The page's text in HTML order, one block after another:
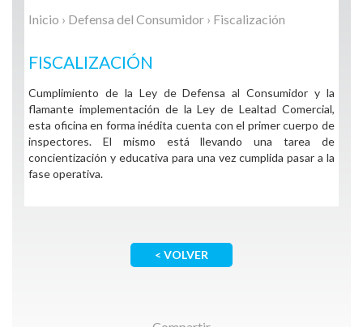
Inicio › Defensa del Consumidor › Fiscalización
FISCALIZACIÓN
Cumplimiento de la Ley de Defensa al Consumidor y la
flamante implementación de la Ley de Lealtad Comercial,
esta oficina en forma inédita cuenta con el primer cuerpo de
inspectores. El mismo está llevando una tarea de
concientización y educativa para una vez cumplida pasar a la
fase operativa.
< VOLVER